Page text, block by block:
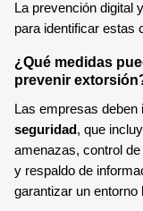
La prevención digital
para identificar estas
¿Qué medidas
prevenir
Las empresas deben
seguridad, que
amenazas, control
y respaldo de
garantizar un entorno